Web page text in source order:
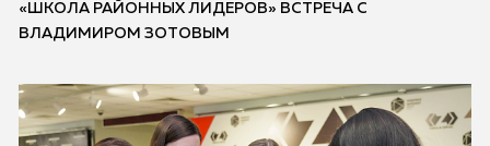
«ШКОЛА РАЙОННЫХ ЛИДЕРОВ» ВСТРЕЧА С
ВЛАДИМИРОМ ЗОТОВЫМ